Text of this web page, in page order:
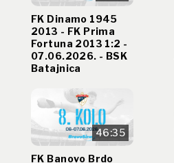
FK Dinamo 1945
2013 - FK Prima
Fortuna 2013 1:2 -
07.06.2026. - BSK
Batajnica
46:35
FK Banovo Brdo